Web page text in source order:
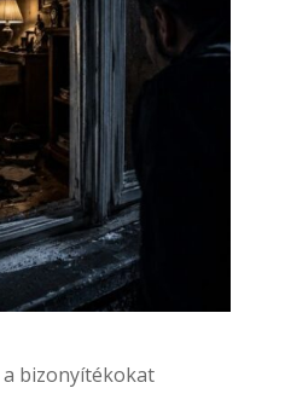
bizonyítékokat